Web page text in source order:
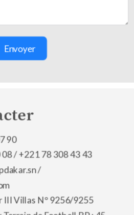
Envoyer
90
08 /+221 78 308 43 43
/
III Villas N° 9256/9255